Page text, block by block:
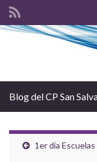
Search
Blog del CP San
1er día